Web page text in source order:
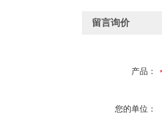
留言询价
产品：
您的单位：